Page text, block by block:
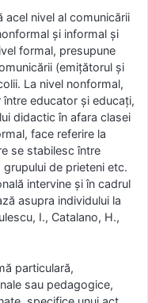
acel nivel al comunicării
și informal și
formal, presupune
(emițătorul și
La nivel nonformal,
între educator și educați,
didactic în afara clasei
face referire la
se stabilesc între
de prieteni etc.
intervine și în cadrul
asupra individului la
I., Catalano, H.,
particulară,
sau pedagogice,